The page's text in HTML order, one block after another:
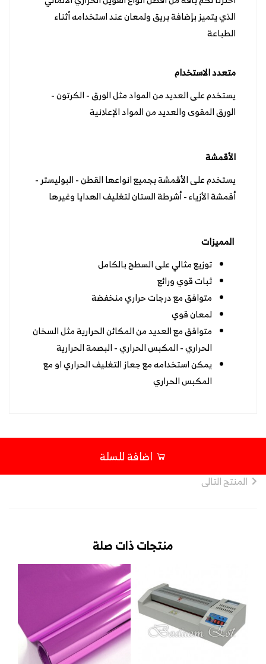
الذي يتميز بإضافة بريق ولمعان عند استخدامه أثناء
الطباعة
متعدد الاستخدام
يستخدم على العديد من المواد مثل الورق - الكرتون -
الورق المقوى والعديد من المواد الإعلانية
الأقمشة
يستخدم على الأقمشة بجميع انواعها القطن - البوليستر -
أقمشة الأزياء - أشرطة الستان لتغليف الهدايا وغيرها
المميزات
توزيع مثالي على السطح بالكامل
ثبات قوي ورائع
متوافق مع درجات حراري منخفضة
لمعان قوي
متوافق مع العديد من المكائن الحرارية مثل السخان
الحراري - المكبس الحراري - البصمة الحرارية
يمكن استخدامه مع جعاز التغليف الحراري او مع
المكبس الحراري
اضافة للسلة
المنتج التالى
منتجات ذات صلة